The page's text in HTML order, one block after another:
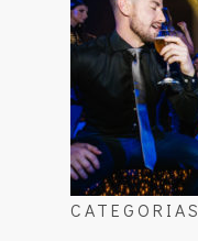
CATEGORIAS